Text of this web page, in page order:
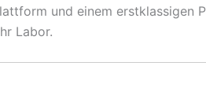
und einem erstklassigen
Labor.